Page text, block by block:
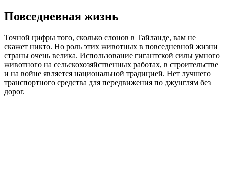
Повседневная жизнь
Точной цифры того, сколько слонов в Тайланде, вам не
скажет никто. Но роль этих животных в повседневной жизни
страны очень велика. Использование гигантской силы умного
животного на сельскохозяйственных работах, в строительстве
и на войне является национальной традицией. Нет лучшего
транспортного средства для передвижения по джунглям без
дорог.